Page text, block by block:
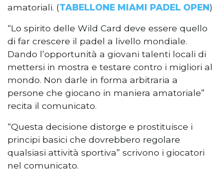
amatoriali. (TABELLONE MIAMI PADEL OPEN)
“Lo spirito delle Wild Card deve essere quello
di far crescere il padel a livello mondiale.
Dando l’opportunità a giovani talenti locali di
mettersi in mostra e testare contro i migliori al
mondo. Non darle in forma arbitraria a
persone che giocano in maniera amatoriale”
recita il comunicato.
“Questa decisione distorge e prostituisce i
principi basici che dovrebbero regolare
qualsiasi attività sportiva” scrivono i giocatori
nel comunicato.